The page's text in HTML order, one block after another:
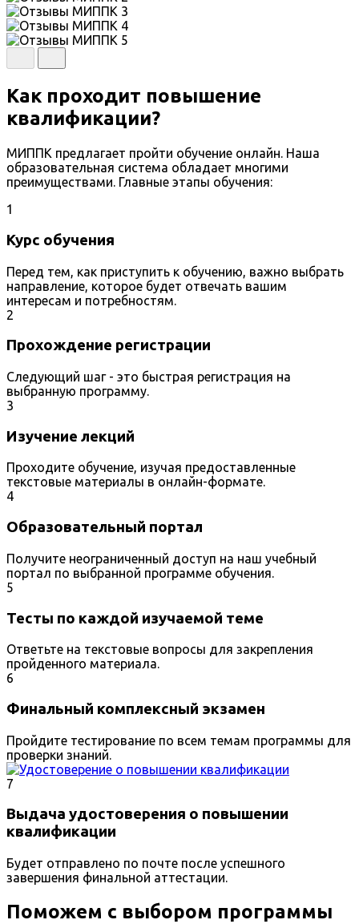
Как проходит повышение
квалификации?
МИППК предлагает пройти обучение онлайн. Наша
образовательная система обладает многими
преимуществами. Главные этапы обучения:
1
Курс обучения
Перед тем, как приступить к обучению, важно выбрать
направление, которое будет отвечать вашим
интересам и потребностям.
2
Прохождение регистрации
Следующий шаг - это быстрая регистрация на
выбранную программу.
3
Изучение лекций
Проходите обучение, изучая предоставленные
текстовые материалы в онлайн-формате.
4
Образовательный портал
Получите неограниченный доступ на наш учебный
портал по выбранной программе обучения.
5
Тесты по каждой изучаемой теме
Ответьте на текстовые вопросы для закрепления
пройденного материала.
6
Финальный комплексный экзамен
Пройдите тестирование по всем темам программы для
проверки знаний.
7
Выдача удостоверения о повышении
квалификации
Будет отправлено по почте после успешного
завершения финальной аттестации.
Поможем с выбором программы